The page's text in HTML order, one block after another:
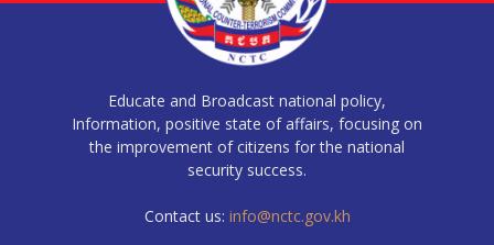
Educate and Broadcast national policy,
Information, positive state of affairs, focusing on
the improvement of citizens for the national
security success.
Contact us: info@nctc.gov.kh